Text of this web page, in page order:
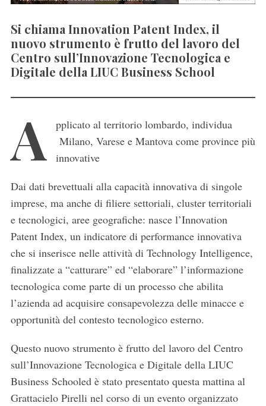
Si chiama Innovation Patent Index, il
nuovo strumento è frutto del lavoro del
Centro sull’Innovazione Tecnologica e
Digitale della LIUC Business School
A
pplicato al territorio lombardo, individua
Milano, Varese e Mantova come province più
innovative
Dai dati brevettuali alla capacità innovativa di singole
imprese, ma anche di filiere settoriali, cluster territoriali
e tecnologici, aree geografiche: nasce l’Innovation
Patent Index, un indicatore di performance innovativa
che si inserisce nelle attività di Technology Intelligence,
finalizzate a “catturare” ed “elaborare” l’informazione
tecnologica come parte di un processo che abilita
l’azienda ad acquisire consapevolezza delle minacce e
opportunità del contesto tecnologico esterno.
Questo nuovo strumento è frutto del lavoro del Centro
sull’Innovazione Tecnologica e Digitale della LIUC
Business Schooled è stato presentato questa mattina al
Grattacielo Pirelli nel corso di un evento organizzato